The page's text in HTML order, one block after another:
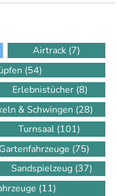
Airtrack (7)
(54)
Erlebnistücher (8)
& Schwingen (28)
Turnsaal (101)
Gartenfahrzeuge (75)
Sandspielzeug (37)
(11)